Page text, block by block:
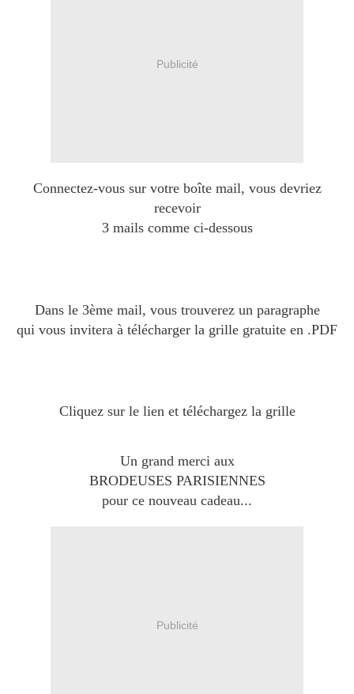
Publicité
Connectez-vous sur votre boîte mail, vous devriez
recevoir
3 mails comme ci-dessous
Dans le 3ème mail, vous trouverez un paragraphe
qui vous invitera à télécharger la grille gratuite en .PDF
Cliquez sur le lien et téléchargez la grille
Un grand merci aux
BRODEUSES PARISIENNES
pour ce nouveau cadeau...
Publicité